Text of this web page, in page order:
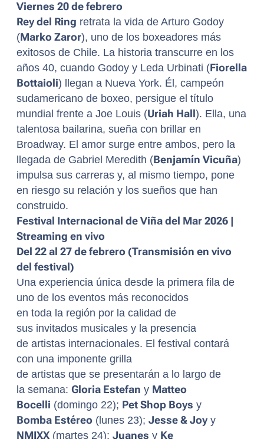
Viernes 20 de febrero
Rey del Ring retrata la vida de Arturo Godoy
(Marko Zaror), uno de los boxeadores más
exitosos de Chile. La historia transcurre en los
años 40, cuando Godoy y Leda Urbinati (Fiorella
Bottaioli) llegan a Nueva York. Él, campeón
sudamericano de boxeo, persigue el título
mundial frente a Joe Louis (Uriah Hall ). Ella, una
talentosa bailarina, sueña con brillar en
Broadway. El amor surge entre ambos, pero la
llegada de Gabriel Meredith (Benjamín Vicuña)
impulsa sus carreras y, al mismo tiempo, pone
en riesgo su relación y los sueños que han
construido.
Festival Internacional de Viña del Mar 2026 |
Streaming en vivo
Del 22 al 27 de febrero (Transmisión en vivo
del festival)
Una experiencia única desde la primera fila de
uno de los eventos más reconocidos
en toda la región por la calidad de
sus invitados musicales y la presencia
de artistas internacionales. El festival contará
con una imponente grilla
de artistas que se presentarán a lo largo de
la semana: Gloria Estefan y Matteo
Bocelli (domingo 22); Pet Shop Boys y
Bomba Estéreo (lunes 23); Jesse & Joy y
NMIXX (martes 24); Juanes y Ke